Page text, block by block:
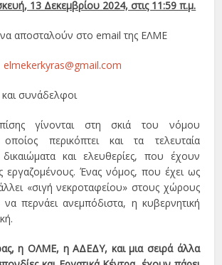
13 Δεκεμβρίου 2024, στις 11:59 π.μ.
αποσταλούν στο email της ΕΛΜΕ
elmekerkyras@gmail.com
συνάδελφοι
γίνονται στη σκιά του νόμου
περικόπτει και τα τελευταία
δικαιώματα και ελευθερίες, που έχουν
εργαζομένους. Ένας νόμος, που έχει ως
«σιγή νεκροταφείου» στους χώρους
περνάει ανεμπόδιστα, η κυβερνητική
η ΟΛΜΕ, η ΑΔΕΔΥ, και μια σειρά άλλα